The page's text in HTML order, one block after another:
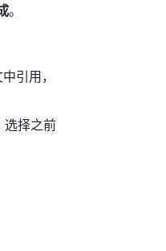
。
引用，
择之前